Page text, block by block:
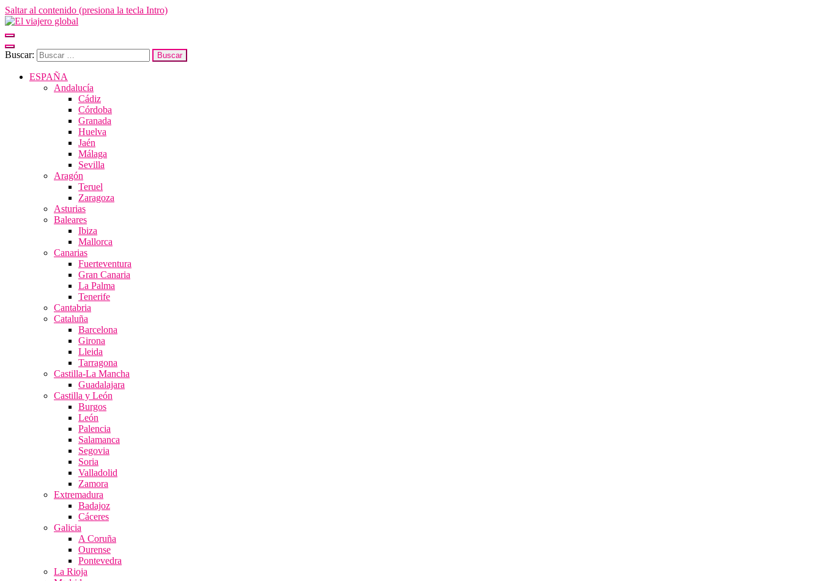
Saltar al contenido (presiona la tecla Intro)
Buscar:
ESPAÑA
Andalucía
Cádiz
Córdoba
Granada
Huelva
Jaén
Málaga
Sevilla
Aragón
Teruel
Zaragoza
Asturias
Baleares
Ibiza
Mallorca
Canarias
Fuerteventura
Gran Canaria
La Palma
Tenerife
Cantabria
Cataluña
Barcelona
Girona
Lleida
Tarragona
Castilla-La Mancha
Guadalajara
Castilla y León
Burgos
León
Palencia
Salamanca
Segovia
Soria
Valladolid
Zamora
Extremadura
Badajoz
Cáceres
Galicia
A Coruña
Ourense
Pontevedra
La Rioja